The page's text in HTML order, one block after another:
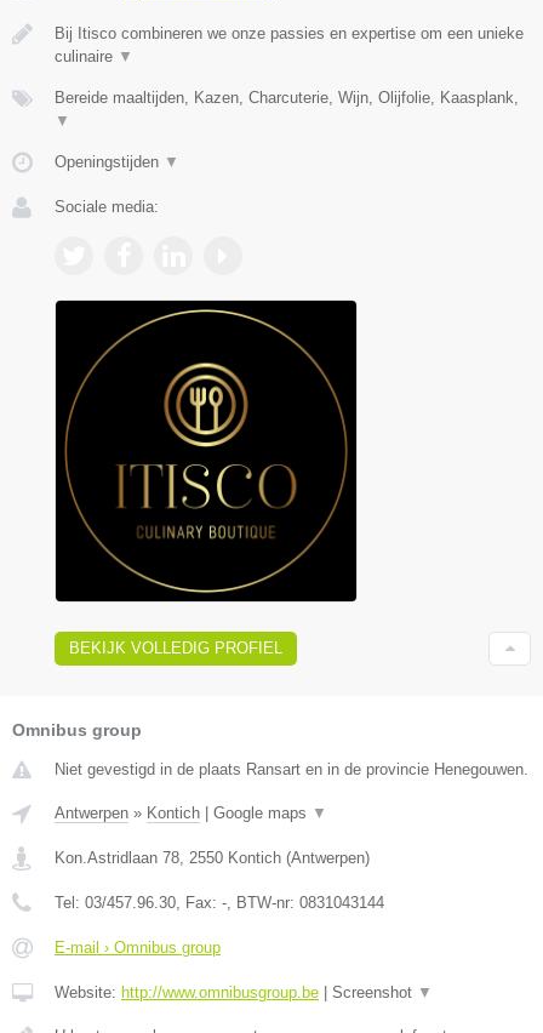
Bij Itisco combineren we onze passies en expertise om een unieke
culinaire ▼
Bereide maaltijden, Kazen, Charcuterie, Wijn, Olijfolie, Kaasplank,
▼
Openingstijden ▼
Sociale media:
BEKIJK VOLLEDIG PROFIEL
Omnibus group
Niet gevestigd in de plaats Ransart en in de provincie Henegouwen.
Antwerpen » Kontich | Google maps ▼
Kon.Astridlaan 78 2550 Kontich (Antwerpen)
Tel: 03/457.96.30 , Fax: - , BTW-nr: 0831043144
E-mail › Omnibus group
Website: http://www.omnibusgroup.be | Screenshot ▼